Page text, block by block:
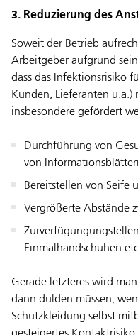
3. Reduzierung des
Soweit der Betrieb
Arbeitgeber aufgrund
dass das Infektionsrisiko
Kunden, Lieferanten
insbesondere gefördert
Durchführung von
von
Bereitstellen von Seife
Vergrößerte Abstände
Einmalhandschuhen
Gerade letzteres wird
dann dulden müssen,
Schutzkleidung selbst